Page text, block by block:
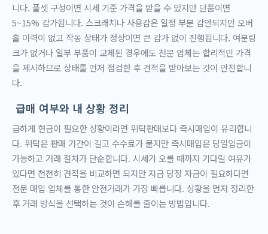
니다. 풀셋 구성이면 시세 기준 가격을 받을 수 있지만 단품이면
5~15% 감가됩니다. 스크래치나 사용감은 일정 부분 감안되지만 오버
홀 이력이 없고 작동 상태가 정상이면 큰 감가 없이 진행됩니다. 여분링
크가 없거나 일부 부품이 교체된 경우에도 전문 업체는 합리적인 가격
을 제시하므로 상태를 먼저 점검한 후 견적을 받아보는 것이 안전합니
다.
급매 여부와 내 상황 정리
급하게 현금이 필요한 상황이라면 위탁판매보다 즉시매입이 유리합니
다. 위탁은 판매 기간이 길고 수수료가 붙지만 즉시매입은 당일입금이
가능하고 거래 절차가 단순합니다. 시세가 오를 때까지 기다릴 여유가
있다면 천천히 견적을 비교하면 되지만 지금 당장 자금이 필요하다면
전문 매입 업체를 통한 안전거래가 가장 빠릅니다. 상황을 먼저 정리한
후 거래 방식을 선택하는 것이 손해를 줄이는 방법입니다.